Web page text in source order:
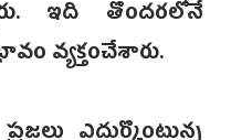
ఇది తొందరలోనే
వ్యక్తంచేశారు.